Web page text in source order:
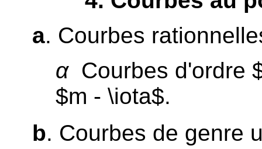
a. Courbes
αCourbes d'ordre
$m - \iota$.
b. Courbes de genre